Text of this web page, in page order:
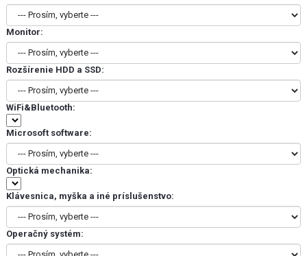
Monitor:
Rozšírenie HDD a SSD:
WiFi&Bluetooth:
Microsoft software:
Optická mechanika:
Klávesnica, myška a iné príslušenstvo:
Operačný systém: